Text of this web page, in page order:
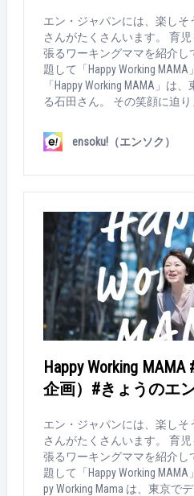
エン・ジャパンには、楽し
さんがたくさんいます。 育児も仕事も大切に、毎日頑
張るワーキングママを紹介し
題して「Happy Working
「Happy Working MAMA」は
る石田さん。 その笑顔に迫ります。 &nbsp; &nbsp; &nb
社会人暦：13年目 家族構成：夫、娘（3歳） 勤
務時間：09:00～17:00（延長
企画更新など、サイト運用
ます。 &nbsp; &nbsp; Q：出
したのはなぜ？ エン・ジャ
ら。社内結婚だったので、旦
って、「辞める」という選
&nbsp; &nbsp; Q：育児との両
は？ 復帰して1年経った頃で
やり方は変えずに進めていた
た。。。当たり前だけど時
削ってカバーしようとして
アドバイスを受け入れる余裕
bsp; &nbsp; Q：その壁、どう
ト。自分自身の仕事への向
でした。とにかく自分で全
イルを見直して、人に任せる
もすぐ相談できる上司・同僚
たですね。今は、すごく仕事
ensoku!（エンソク）
Happy Working
企画）#きょうのエ
エン・ジャパンには、楽し
さんがたくさんいます。 育児も仕事も大切に、毎日頑
張るワーキングママを紹介し
題して「Happy Working
py Working Mama は、東京で